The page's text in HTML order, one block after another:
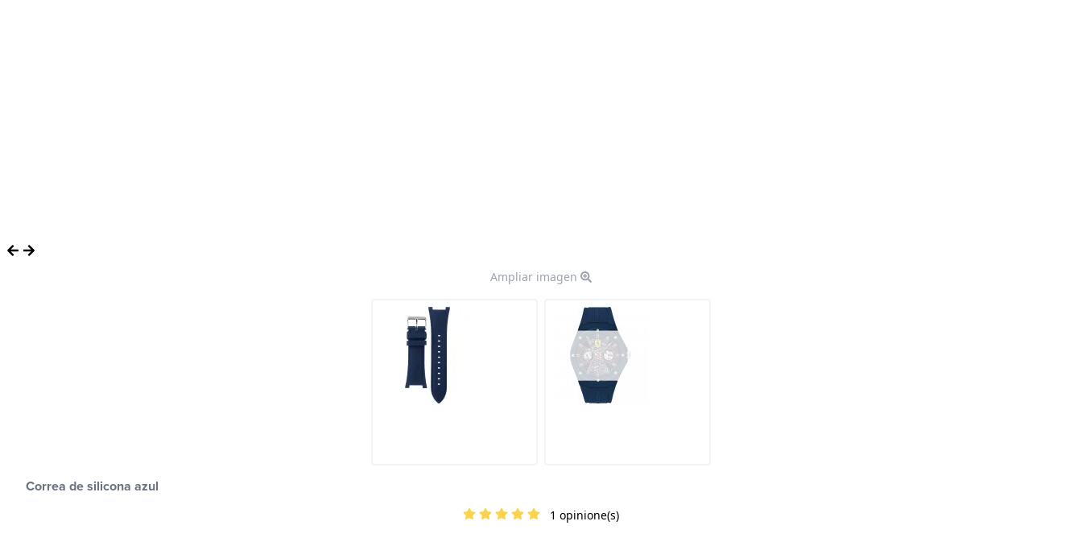
Ampliar imagen
Correa de silicona azul
1 opinione(s)